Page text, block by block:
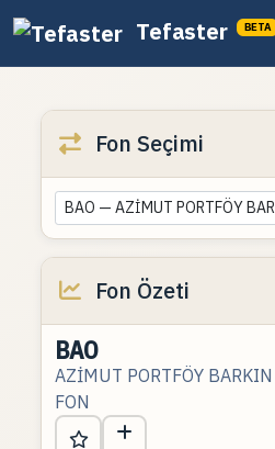
Tefaster BETA
Fon Seçimi
Fon Özeti
BAO
AZİMUT PORTFÖY
FON